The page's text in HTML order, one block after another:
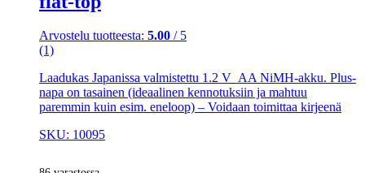
Arvostelu tuotteesta: 5.00 / 5
(1)
Laadukas Japanissa valmistettu 1.2 V AA NiMH-akku. Plus-
napa on tasainen (ideaalinen kennotuksiin ja mahtuu
paremmin kuin esim. eneloop) – Voidaan toimittaa kirjeenä
SKU: 10095